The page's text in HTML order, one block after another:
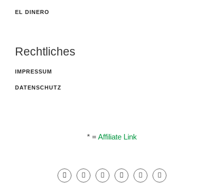
EL DINERO
Rechtliches
IMPRESSUM
DATENSCHUTZ
* = Affiliate Link